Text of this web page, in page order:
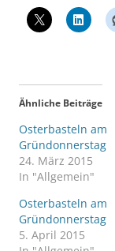
Ähnliche Beiträge
Osterbasteln am
Gründonnerstag
24. März 2015
In "Allgemein"
Osterbasteln am
Gründonnerstag
5. April 2015